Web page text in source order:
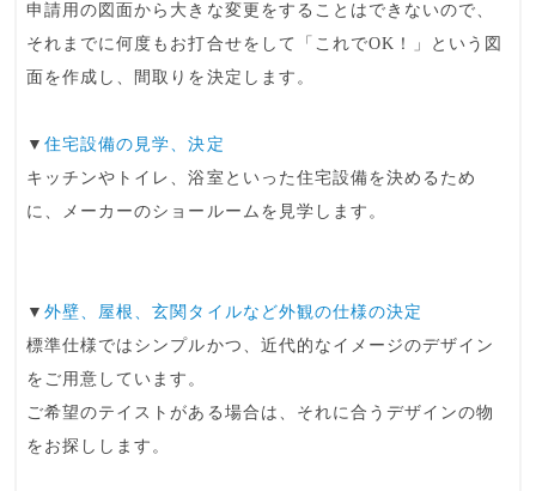
申請用の図面から大きな変更をすることはできないので、
それまでに何度もお打合せをして「これでOK！」という図
面を作成し、間取りを決定します。
▼住宅設備の見学、決定
キッチンやトイレ、浴室といった住宅設備を決めるため
に、メーカーのショールームを見学します。
▼外壁、屋根、玄関タイルなど外観の仕様の決定
標準仕様ではシンプルかつ、近代的なイメージのデザイン
をご用意しています。
ご希望のテイストがある場合は、それに合うデザインの物
をお探しします。